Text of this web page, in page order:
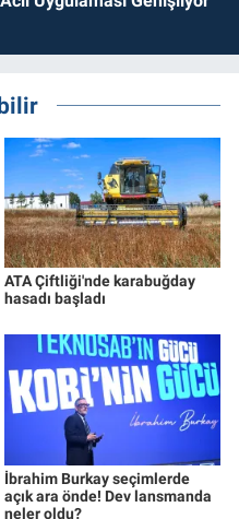
ATA Çiftliği'nde karabuğday
hasadı başladı
İbrahim Burkay seçimlerde
açık ara önde! Dev lansmanda
neler oldu?